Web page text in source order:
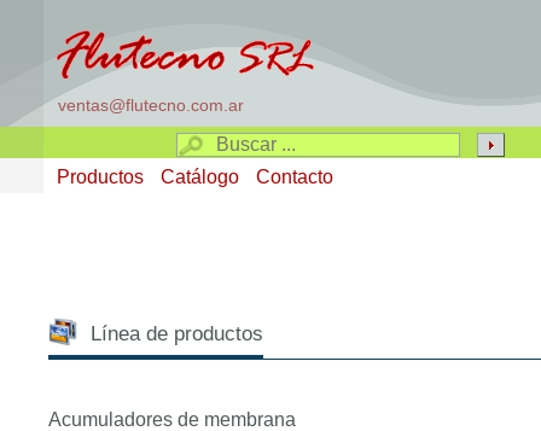
ventas@flutecno.com.ar
Productos Catálogo Contacto
Línea de productos
Acumuladores de membrana